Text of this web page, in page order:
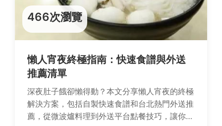
466次瀏覽
懶人宵夜終極指南：快速食譜與外送
推薦清單
深夜肚子餓卻懶得動？本文分享懶人宵夜的終極
解決方案，包括自製快速食譜和台北熱門外送推
薦，從微波爐料理到外送平台點餐技巧，讓你輕